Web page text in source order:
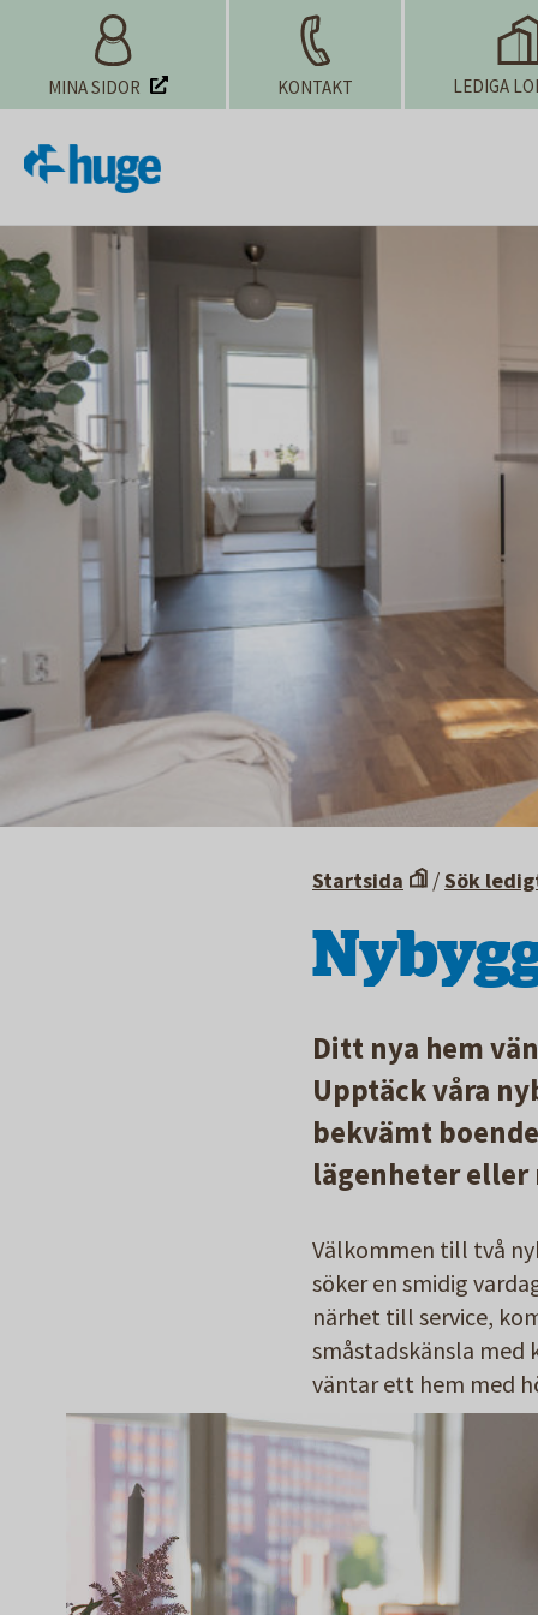
MINA SIDOR KONTAKT LEDIGA
Startsida /Sök
Ditt nya hem
Upptäck våra
bekvämt
lägenheter eller
Välkommen till två
söker en smidig
närhet till service,
småstadskänsla
väntar ett hem med